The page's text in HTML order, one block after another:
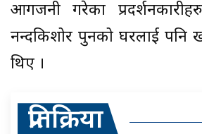
आगजनी गरेका
नन्दकिशोर पुनको घरलाई पनि
थिए ।
प्रतिक्रिया